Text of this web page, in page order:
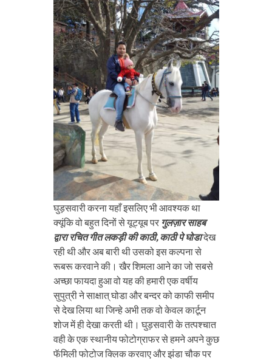
घुड़सवारी करना यहाँ इसलिए भी आवश्यक था
क्यूंकि वो बहुत दिनों से यूट्यूब पर गुलज़ार साहब
द्वारा रचित गीत लकड़ी की काठी, काठी पे घोडादेख
रही थी और अब बारी थी उसको इस कल्पना से
रूबरू करवाने की। खैर शिमला आने का जो सबसे
अच्छा फायदा हुआ वो यह की हमारी एक वर्षीय
सुपुत्री ने साक्षात् घोडा और बन्दर को काफी समीप
से देख लिया था जिन्हे अभी तक वो केवल कार्टून
शोज में ही देखा करती थी। घुड़सवारी के तत्पश्चात
वही के एक स्थानीय फोटोग्राफर से हमने अपने कुछ
फॅमिली फोटोज क्लिक करवाए और झंडा चौक पर